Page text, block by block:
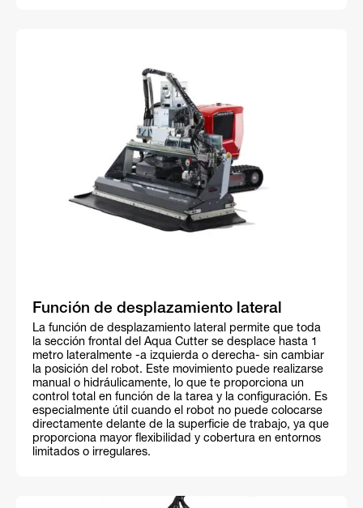
Función de desplazamiento lateral
La función de desplazamiento lateral permite que toda
la sección frontal del Aqua Cutter se desplace hasta 1
metro lateralmente -a izquierda o derecha- sin cambiar
la posición del robot. Este movimiento puede realizarse
manual o hidráulicamente, lo que te proporciona un
control total en función de la tarea y la configuración. Es
especialmente útil cuando el robot no puede colocarse
directamente delante de la superficie de trabajo, ya que
proporciona mayor flexibilidad y cobertura en entornos
limitados o irregulares.